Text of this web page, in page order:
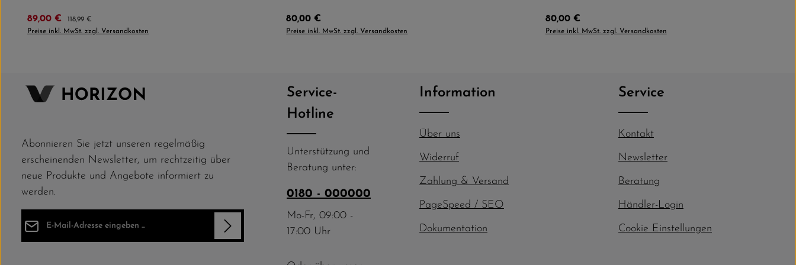
Verkaufspreis:
89,00 € Regulärer Preis:
118,99 €
Preise inkl. MwSt. zzgl. Versandkosten
Regulärer Preis:
80,00 €
Preise inkl. MwSt. zzgl. Versandkosten
Regulärer Preis:
80,00 €
Preise inkl. MwSt. zzgl. Versandkosten
Abonnieren Sie jetzt unseren regelmäßig
erscheinenden Newsletter, um rechtzeitig über
neue Produkte und Angebote informiert zu
werden.
Service-
Hotline
Unterstützung und
Beratung unter:
0180 - 000000
Mo-Fr, 09:00 -
17:00 Uhr
Information
Über uns
Widerruf
Zahlung & Versand
PageSpeed / SEO
Dokumentation
Service
Kontakt
Newsletter
Beratung
Händler-Login
Cookie Einstellungen